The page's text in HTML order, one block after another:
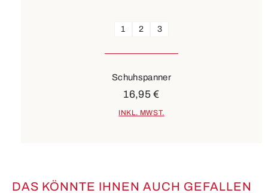
1 2 3
Schuhspanner
16,95 €
INKL. MWST.
Produktgalerie überspringen
DAS KÖNNTE IHNEN AUCH GEFALLEN